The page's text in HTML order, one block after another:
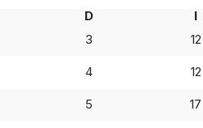
D I
3 12
4 12
5 17